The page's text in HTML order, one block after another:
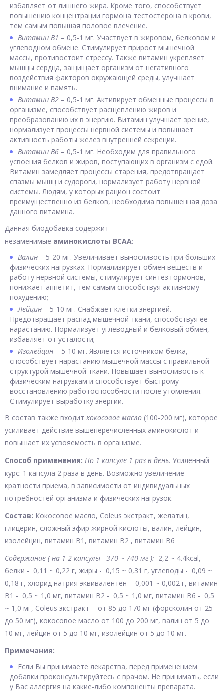
избавляет от лишнего жира. Кроме того, способствует
повышению концентрации гормона тестостерона в крови,
тем самым повышая половое влечение.
Витамин В1 – 0,5-1 мг. Участвует в жировом, белковом и
углеводном обмене. Стимулирует прирост мышечной
массы, противостоит стрессу. Также витамин укрепляет
мышцы сердца, защищает организм от негативного
воздействия факторов окружающей среды, улучшает
внимание и память.
Витамин В2 – 0,5-1 мг. Активирует обменные процессы в
организме, способствует расщеплению жиров и
преобразованию их в энергию. Витамин улучшает зрение,
нормализует процессы нервной системы и повышает
активность работы желез внутренней секреции.
Витамин В6 – 0,5-1 мг. Необходим для правильного
усвоения белков и жиров, поступающих в организм с едой.
Витамин замедляет процессы старения, предотвращает
спазмы мышц и судороги, нормализует работу нервной
системы. Людям, у которых рацион состоит
преимущественно из белков, необходима повышенная доза
данного витамина.
Данная биодобавка содержит
незаменимые аминокислоты BCAA:
Валин – 5-20 мг. Увеличивает выносливость при больших
физических нагрузках. Нормализирует обмен веществ и
работу нервной системы, стимулирует синтез гормонов,
понижает аппетит, тем самым способствуя активному
похудению;
Лейцин – 5-10 мг. Снабжает клетки энергией.
Предотвращает распад мышечной ткани, способствуя ее
нарастанию. Нормализует углеводный и белковый обмен,
избавляет от усталости;
Изолейцин – 5-10 мг. Является источником белка,
способствует нарастанию мышечной массы с правильной
структурой мышечной ткани. Повышает выносливость к
физическим нагрузкам и способствует быстрому
восстановлению работоспособности после утомления.
Стимулирует выработку энергии.
В состав также входит кокосовое масло (100-200 мг), которое
усиливает действие вышеперечисленных аминокислот и
повышает их усвояемость в организме.
Способ применения: По 1 капсуле 1 раз в день. Усиленный
курс: 1 капсула 2 раза в день. Возможно увеличение
кратности приема, в зависимости от индивидуальных
потребностей организма и физических нагрузок.
Состав: Кокосовое масло, Coleus экстракт, желатин,
глицерин, сложный эфир жирной кислоты, валин, лейцин,
изолейцин, витамин В1, витамин В2 , витамин B6
Содержание ( на 1-2 капсулы 370 ~ 740 мг ): 2,2 ~ 4.4kcal,
белки - 0,11 ~ 0,22 г, жиры - 0,15 ~ 0,31 г, углеводы - 0,09 ~
0,18 г, хлорид натрия эквивалентен - 0,001 ~ 0,002 г, витамин
В1 - 0,5 ~ 1,0 мг, витамин В2 - 0,5 ~ 1,0 мг, витамин B6 - 0,5
~ 1,0 мг, Coleus экстракт - от 85 до 170 мг (форсколин от 25
до 50 мг), кокосовое масло от 100 до 200 мг, валин от 5 до
10 мг, лейцин от 5 до 10 мг, изолейцин от 5 до 10 мг.
Примечания:
Если Вы принимаете лекарства, перед применением
добавки проконсультируйтесь с врачом. Не принимать, если
у Вас аллергия на какие-либо компоненты препарата.